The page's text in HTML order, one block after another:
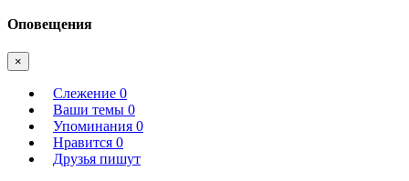
Оповещения
×
Слежение 0
Ваши темы 0
Упоминания 0
Нравится 0
Друзья пишут